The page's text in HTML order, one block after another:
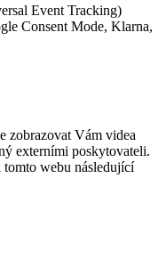
Event Tracking)
Consent Mode, Klarna,
zobrazovat Vám videa
externími poskytovateli.
tomto webu následující